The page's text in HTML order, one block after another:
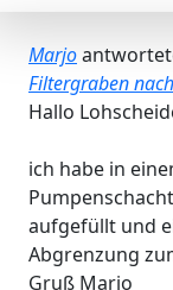
Marjo
Filtergraben
Hallo
ich habe in
aufgefüllt und
Abgrenzung
Gruß Marjo